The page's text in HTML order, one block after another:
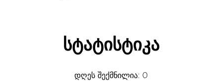
სტატისტიკა
დღეს შექმნილია: 0